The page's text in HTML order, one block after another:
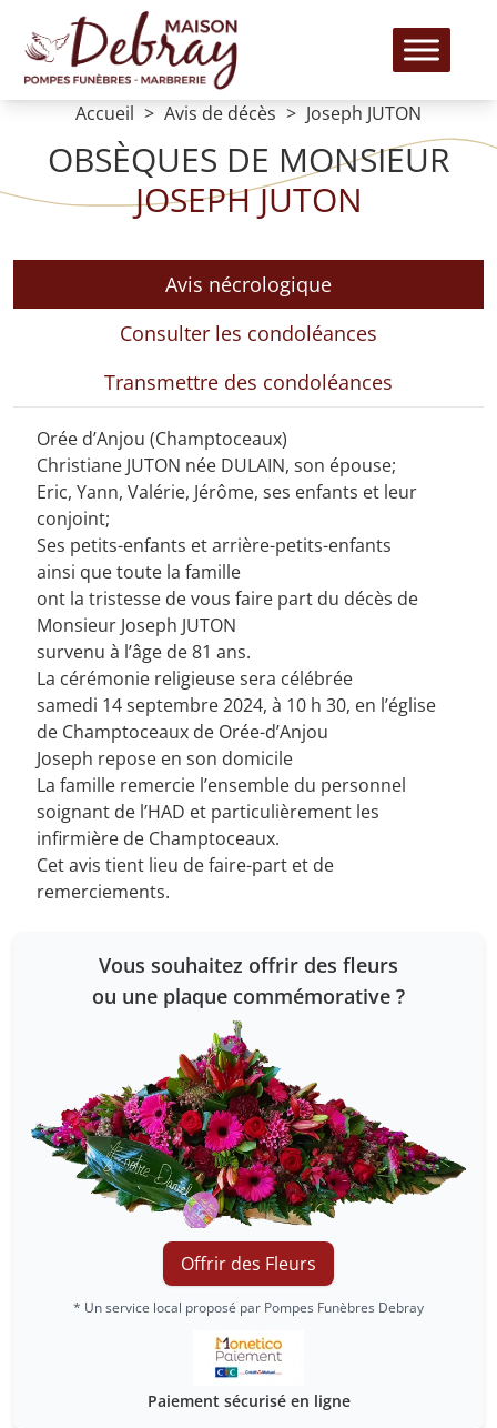
Accueil Avis de décès Joseph JUTON
OBSÈQUES DE MONSIEUR
JOSEPH JUTON
Avis nécrologique
Consulter les condoléances
Transmettre des condoléances
Orée d’Anjou (Champtoceaux)
Christiane JUTON née DULAIN, son épouse;
Eric, Yann, Valérie, Jérôme, ses enfants et leur
conjoint;
Ses petits-enfants et arrière-petits-enfants
ainsi que toute la famille
ont la tristesse de vous faire part du décès de
Monsieur Joseph JUTON
survenu à l’âge de 81 ans.
La cérémonie religieuse sera célébrée
samedi 14 septembre 2024, à 10 h 30, en l’église
de Champtoceaux de Orée-d’Anjou
Joseph repose en son domicile
La famille remercie l’ensemble du personnel
soignant de l’HAD et particulièrement les
infirmière de Champtoceaux.
Cet avis tient lieu de faire-part et de
remerciements.
Vous souhaitez offrir des fleurs
ou une plaque commémorative ?
Offrir des Fleurs
* Un service local proposé par Pompes Funèbres Debray
Paiement sécurisé en ligne